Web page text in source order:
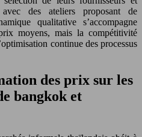
avec des ateliers proposant de
qualitative s’accompagne
moyens, mais la compétitivité
continue des processus
des prix sur les
bangkok et